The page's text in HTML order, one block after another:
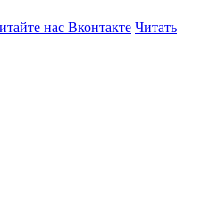
нас Вконтакте Читать